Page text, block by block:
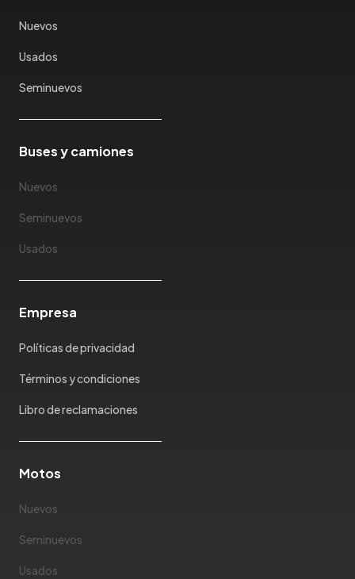
Nuevos
Usados
Seminuevos
Buses y camiones
Nuevos
Seminuevos
Usados
Empresa
Políticas de privacidad
Términos y condiciones
Libro de reclamaciones
Motos
Nuevos
Seminuevos
Usados